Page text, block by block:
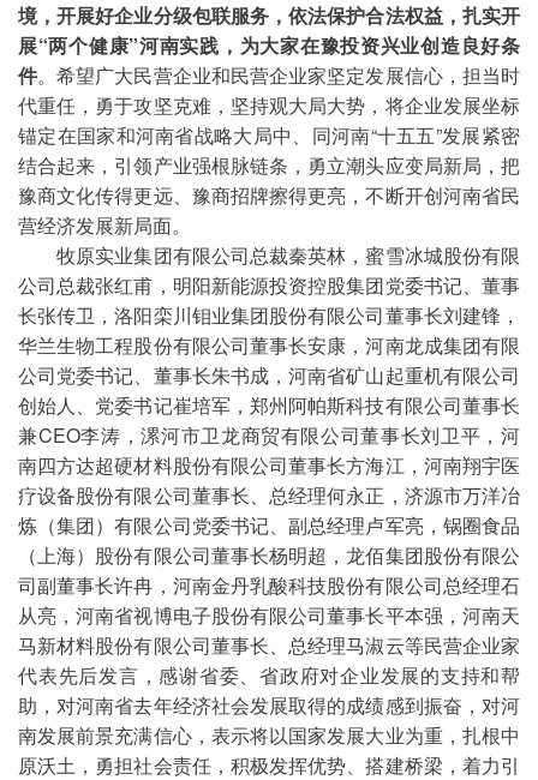
境，开展好企业分级包联服务，依法保护合法权益，扎实开
展“两个健康”河南实践，为大家在豫投资兴业创造良好条
件。希望广大民营企业和民营企业家坚定发展信心，担当时
代重任，勇于攻坚克难，坚持观大局大势，将企业发展坐标
锚定在国家和河南省战略大局中、同河南“十五五”发展紧密
结合起来，引领产业强根脉链条，勇立潮头应变局新局，把
豫商文化传得更远、豫商招牌擦得更亮，不断开创河南省民
营经济发展新局面。
牧原实业集团有限公司总裁秦英林，蜜雪冰城股份有限
公司总裁张红甫，明阳新能源投资控股集团党委书记、董事
长张传卫，洛阳栾川钼业集团股份有限公司董事长刘建锋，
华兰生物工程股份有限公司董事长安康，河南龙成集团有限
公司党委书记、董事长朱书成，河南省矿山起重机有限公司
创始人、党委书记崔培军，郑州阿帕斯科技有限公司董事长
兼CEO李涛，漯河市卫龙商贸有限公司董事长刘卫平，河
南四方达超硬材料股份有限公司董事长方海江，河南翔宇医
疗设备股份有限公司董事长、总经理何永正，济源市万洋冶
炼（集团）有限公司党委书记、副总经理卢军亮，锅圈食品
（上海）股份有限公司董事长杨明超，龙佰集团股份有限公
司副董事长许冉，河南金丹乳酸科技股份有限公司总经理石
从亮，河南省视博电子股份有限公司董事长平本强，河南天
马新材料股份有限公司董事长、总经理马淑云等民营企业家
代表先后发言，感谢省委、省政府对企业发展的支持和帮
助，对河南省去年经济社会发展取得的成绩感到振奋，对河
南发展前景充满信心，表示将以国家发展大业为重，扎根中
原沃土，勇担社会责任，积极发挥优势、搭建桥梁，着力引